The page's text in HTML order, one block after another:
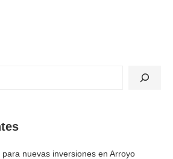
nuevas inversiones en Arroyo